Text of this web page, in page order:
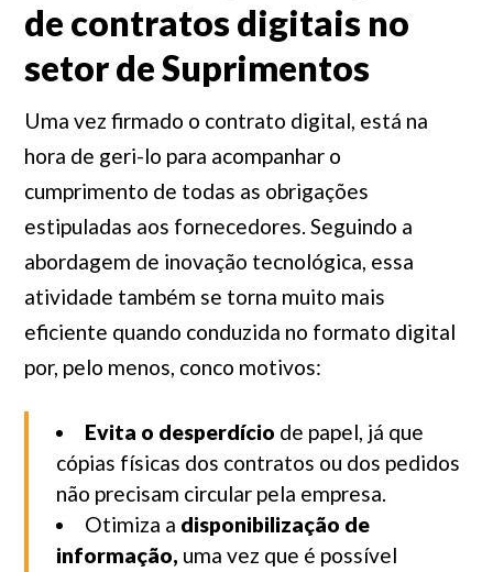
de contratos digitais no
setor de Suprimentos
Uma vez firmado o contrato digital, está na
hora de geri-lo para acompanhar o
cumprimento de todas as obrigações
estipuladas aos fornecedores. Seguindo a
abordagem de inovação tecnológica, essa
atividade também se torna muito mais
eficiente quando conduzida no formato digital
por, pelo menos, conco motivos:
Evita o desperdício de papel, já que
cópias físicas dos contratos ou dos pedidos
não precisam circular pela empresa.
Otimiza a disponibilização de
informação, uma vez que é possível